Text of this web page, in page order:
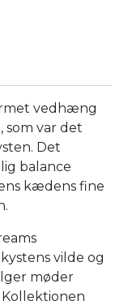
vedhæng
som var det
Det
balance
kædens fine
vilde og
møder
Kollektionen